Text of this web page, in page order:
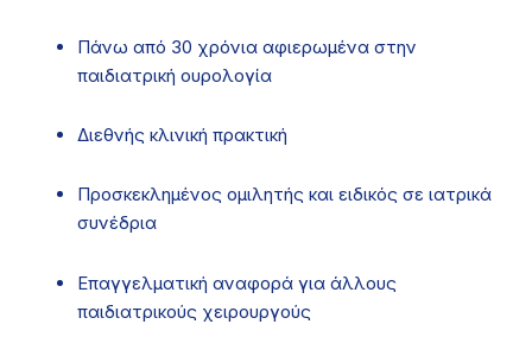
Πάνω από 30 χρόνια αφιερωμένα στην
παιδιατρική ουρολογία
Διεθνής κλινική πρακτική
Προσκεκλημένος ομιλητής και ειδικός σε ιατρικά
συνέδρια
Επαγγελματική αναφορά για άλλους
παιδιατρικούς χειρουργούς